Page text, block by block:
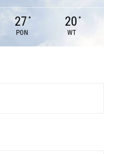
27 °
PON
20 °
WT